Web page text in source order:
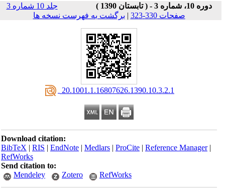
دوره 10، شماره 3 - ( تابستان 1390 )
جلد 10 شماره 3
صفحات 330-323
|برگشت به فهرست نسخه ها
‎ 20.1001.1.16807626.1390.10.3.2.1
Download citation:
BibTeX|RIS|EndNote|Medlars|ProCite|Reference Manager
RefWorks
Send citation to:
Mendeley
Zotero RefWorks